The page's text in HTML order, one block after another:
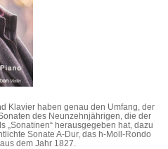
Klavier haben genau den Umfang, der
des Neunzehnjährigen, die der
„Sonatinen“ herausgegeben hat, dazu
Sonate A-Dur, das h-Moll-Rondo
dem Jahr 1827.